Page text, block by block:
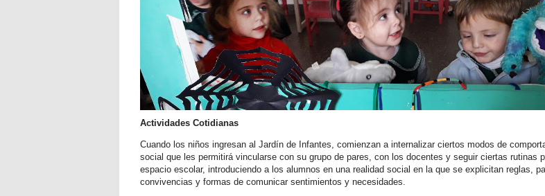
Actividades Cotidianas
Cuando los niños ingresan al Jardín de Infantes, comienzan a internalizar ciertos modos de
social que les permitirá vincularse con su grupo de pares, con los docentes y seguir ciertas rutinas
espacio escolar, introduciendo a los alumnos en una realidad social en la que se explicitan reglas,
convivencias y formas de comunicar sentimientos y necesidades.